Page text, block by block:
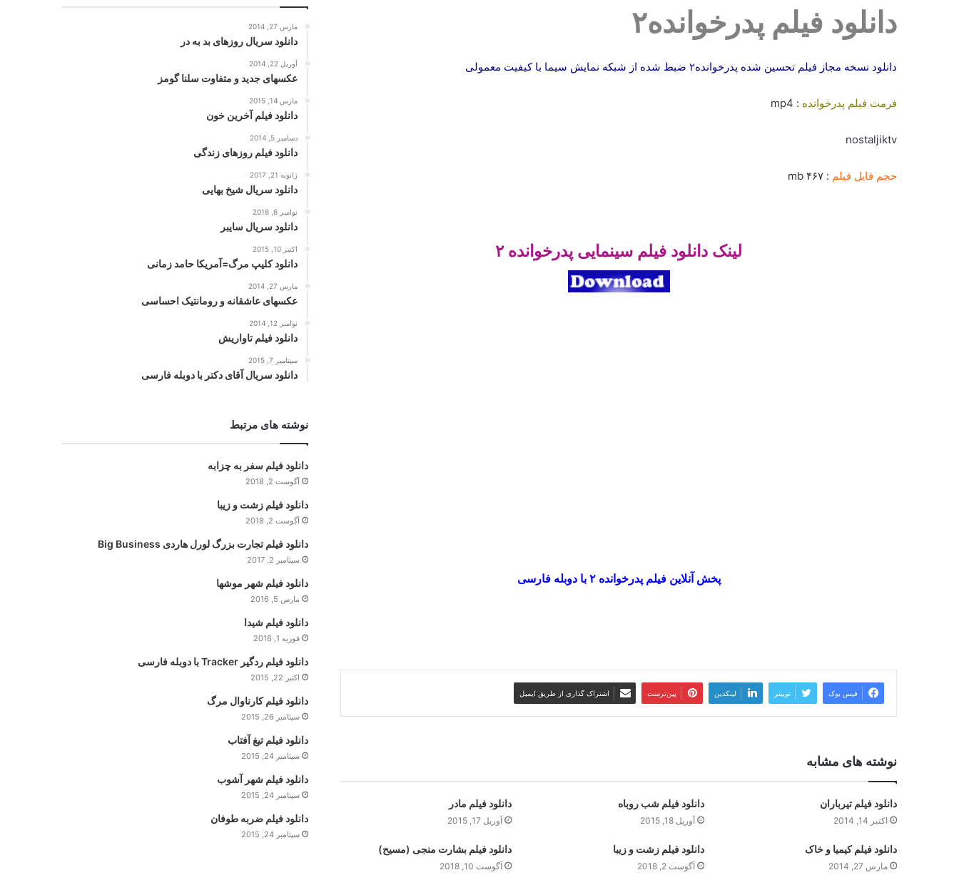
دانلود فیلم پدرخوانده۲
دانلود نسخه مجاز فیلم تحسین شده پدرخوانده۲ ضبط شده از شبکه نمایش سیما با کیفیت معمولی
فرمت فیلم پدرخوانده : mp4
nostaljiktv
حجم فایل فیلم : ۴۶۷ mb
لینک دانلود فیلم سینمایی پدرخوانده ۲
پخش آنلاین فیلم پدرخوانده ۲ با دوبله فارسی
فیس بوک توییتر لینکدین ‫پین‌ترست اشتراک گذاری از طریق ایمیل
نوشته های مشابه
دانلود فیلم تیرباران
اکتبر 14, 2014
دانلود فیلم شب روباه
آوریل 18, 2015
دانلود فیلم مادر
آوریل 17, 2015
دانلود فیلم کیمیا و خاک
مارس 27, 2014
دانلود فیلم زشت و زیبا
آگوست 2, 2018
دانلود فیلم بشارت منجی (مسیح)
آگوست 10, 2018
مارس 27, 2014
دانلود سریال روزهای بد به در
آوریل 22, 2014
عکسهای جدید و متفاوت سلنا گومز
مارس 14, 2015
دانلود فیلم آخرین خون
دسامبر 5, 2014
دانلود فیلم روزهای زندگی
ژانویه 21, 2017
دانلود سریال شیخ بهایی
نوامبر 6, 2018
دانلود سریال سایبر
اکتبر 10, 2015
دانلود کلیپ مرگ=آمریکا حامد زمانی
مارس 27, 2014
عکسهای عاشقانه و رومانتیک احساسی
نوامبر 12, 2014
دانلود فیلم تاواریش
سپتامبر 7, 2015
دانلود سریال آقای دکتر با دوبله فارسی
نوشته های مرتبط
دانلود فیلم سفر به چزابه
آگوست 2, 2018
دانلود فیلم زشت و زیبا
آگوست 2, 2018
دانلود فیلم تجارت بزرگ لورل هاردی Big Business
سپتامبر 2, 2017
دانلود فیلم شهر موشها
مارس 5, 2016
دانلود فیلم شیدا
فوریه 1, 2016
دانلود فیلم ردگیر Tracker با دوبله فارسی
اکتبر 22, 2015
دانلود فیلم کارناوال مرگ
سپتامبر 26, 2015
دانلود فیلم تیغ آفتاب
سپتامبر 24, 2015
دانلود فیلم شهر آشوب
سپتامبر 24, 2015
دانلود فیلم ضربه طوفان
سپتامبر 24, 2015